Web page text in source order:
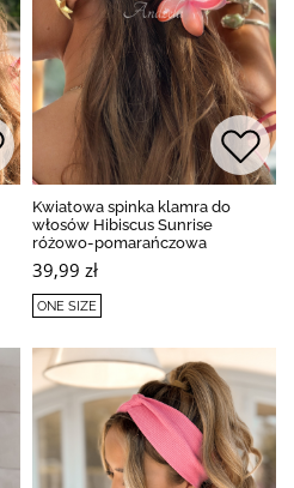
Kwiatowa spinka klamra do
włosów Hibiscus Sunrise
różowo-pomarańczowa
39,99 zł
ONE SIZE